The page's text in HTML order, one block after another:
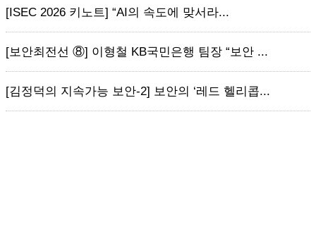
[ISEC 2026 키노트] “AI의 속도에 맞서라...
[보안최전선 ⑧] 이형철 KB국민은행 팀장 “보안 ...
[김정덕의 지속가능 보안-2] 보안의 ‘레드 헬리콥...